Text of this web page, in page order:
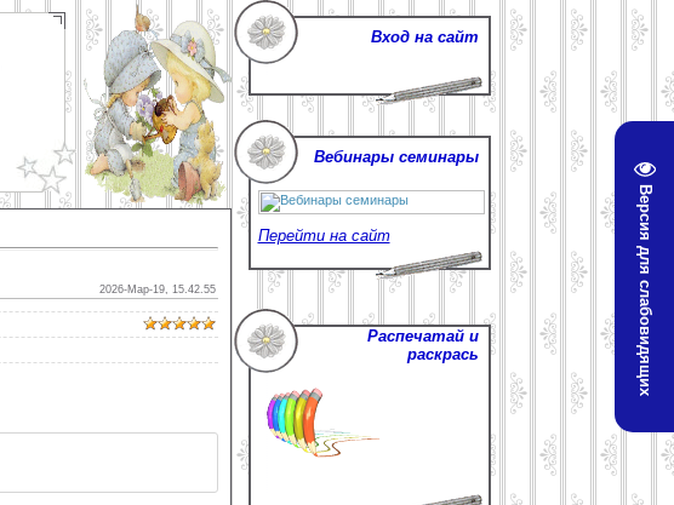
Версия для слабовидящих
2026-Мар-19, 15.42.55
Вход на сайт
Вебинары семинары
Перейти на сайт
Распечатай и
раскрась